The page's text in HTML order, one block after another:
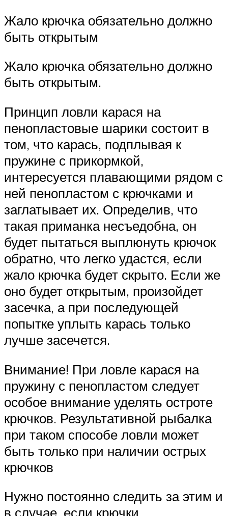
Жало крючка обязательно должно
быть открытым
Жало крючка обязательно должно
быть открытым.
Принцип ловли карася на
пенопластовые шарики состоит в
том, что карась, подплывая к
пружине с прикормкой,
интересуется плавающими рядом с
ней пенопластом с крючками и
заглатывает их. Определив, что
такая приманка несъедобна, он
будет пытаться выплюнуть крючок
обратно, что легко удастся, если
жало крючка будет скрыто. Если же
оно будет открытым, произойдет
засечка, а при последующей
попытке уплыть карась только
лучше засечется.
Внимание! При ловле карася на
пружину с пенопластом следует
особое внимание уделять остроте
крючков. Результативной рыбалка
при таком способе ловли может
быть только при наличии острых
крючков
Нужно постоянно следить за этим и
в случае, если крючки